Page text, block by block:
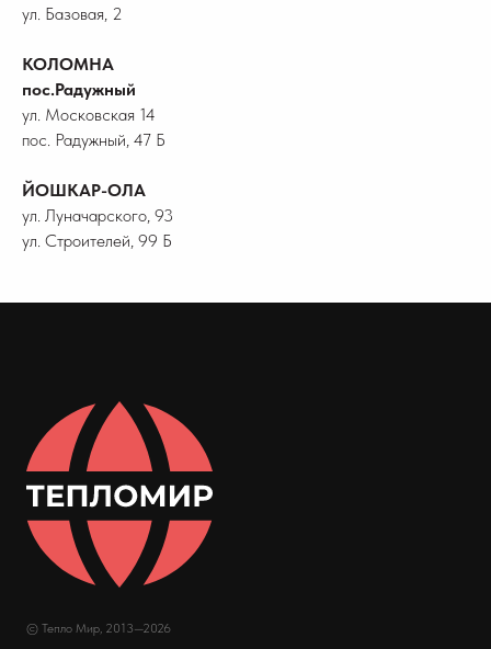
ул. Базовая, 2
КОЛОМНА
пос.Радужный
ул. Московская 14
пос. Радужный, 47 Б
ЙОШКАР-ОЛА
ул. Луначарского, 93
ул. Строителей, 99 Б
© Тепло Мир, 2013—2026